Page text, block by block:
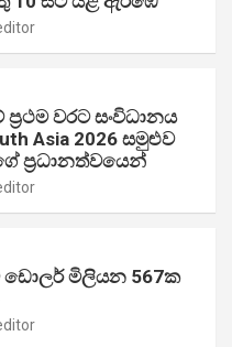
වරට සංවිධානය
Asia 2026 සමුළුව
ප්‍රධානත්වයෙන්
ඩොලර් මිලියන 567ක